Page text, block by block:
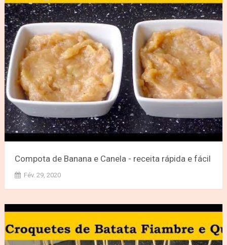
Compota de Banana e Canela - receita rápida e fácil
Fév. 29, 2020